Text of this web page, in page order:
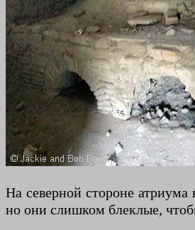
На северной стороне
но они слишком блеклые,